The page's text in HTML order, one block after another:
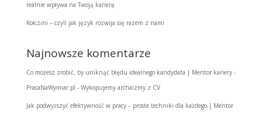
realnie wpływa na Twoją karierę
Kołczini – czyli jak język rozwija się razem z nami
Najnowsze komentarze
Co możesz zrobić, by uniknąć błędu idealnego kandydata | Mentor kariery -
PracaNaWymiar.pl - Wykopujemy archaizmy z CV
Jak podwyższyć efektywność w pracy – proste techniki dla każdego | Mentor